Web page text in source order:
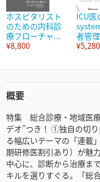
ホスピタリスト
のための内科診
療フローチャ...
¥8,800
ICU
者管
¥5,280
概要
特集 総合診療・地域医
デオ”つき！ ①独自の切
る幅広いテーマの「連載
期研修医割引あり）が魅
中心に、診断から治療ま
キルを選りすぐる。「総